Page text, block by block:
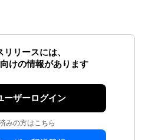
リリースには、
けの情報があります
ーザーログイン
みの方はこちら